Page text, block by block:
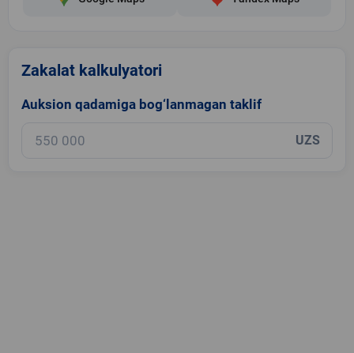
Zakalat kalkulyatori
Auksion qadamiga bog‘lanmagan taklif
UZS